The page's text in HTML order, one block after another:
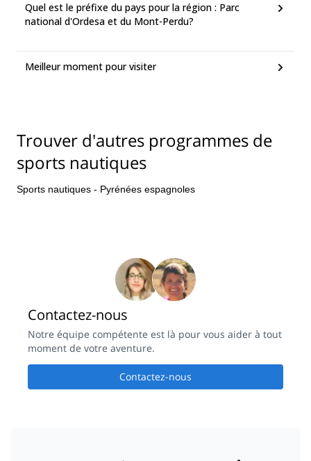
Quel est le préfixe du pays pour la région : Parc
national d'Ordesa et du Mont-Perdu?
Meilleur moment pour visiter
Trouver d'autres programmes de
sports nautiques
Sports nautiques - Pyrénées espagnoles
Contactez-nous
Notre équipe compétente est là pour vous aider à tout
moment de votre aventure.
Contactez-nous